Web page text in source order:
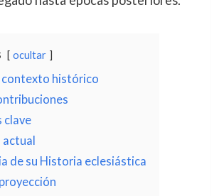
ocultar
contexto histórico
clave
actual
de su Historia eclesiástica